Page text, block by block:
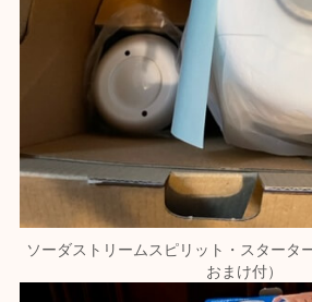
ソーダストリームスピリット・スタータ
おまけ付）